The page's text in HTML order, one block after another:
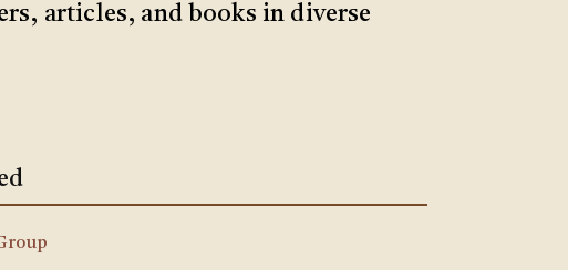
articles, and books in diverse